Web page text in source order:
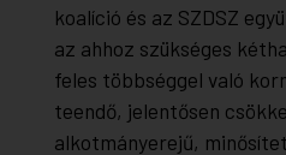
koalíció és az SZDSZ
az ahhoz szükséges
feles többséggel való
teendő, jelentősen
alkotmányerejű,